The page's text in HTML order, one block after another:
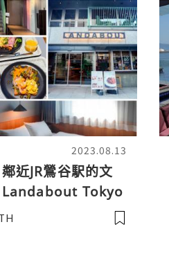
2023.08.13
近JR鶯谷駅的文
Landabout Tokyo